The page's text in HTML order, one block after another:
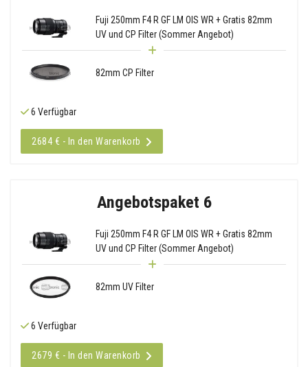
Fuji 250mm F4 R GF LM OIS WR + Gratis 82mm
UV und CP Filter (Sommer Angebot)
82mm CP Filter
6 Verfügbar
2684 € - In den Warenkorb
Angebotspaket 6
Fuji 250mm F4 R GF LM OIS WR + Gratis 82mm
UV und CP Filter (Sommer Angebot)
82mm UV Filter
6 Verfügbar
2679 € - In den Warenkorb